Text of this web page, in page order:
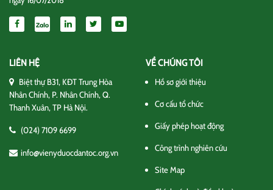
LIÊN HỆ
Biệt thự B31, KĐT Trung Hòa
Nhân Chính, P. Nhân Chính, Q.
Thanh Xuân, TP Hà Nội.
(024) 7109 6699
info@vienyduocdantoc.org.vn
VỀ CHÚNG TÔI
Hồ sơ giới thiệu
Cơ cấu tổ chức
Giấy phép hoạt động
Công trình nghiên cứu
Site Map